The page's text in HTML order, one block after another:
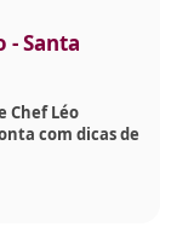
- Santa
Chef Léo
com dicas de